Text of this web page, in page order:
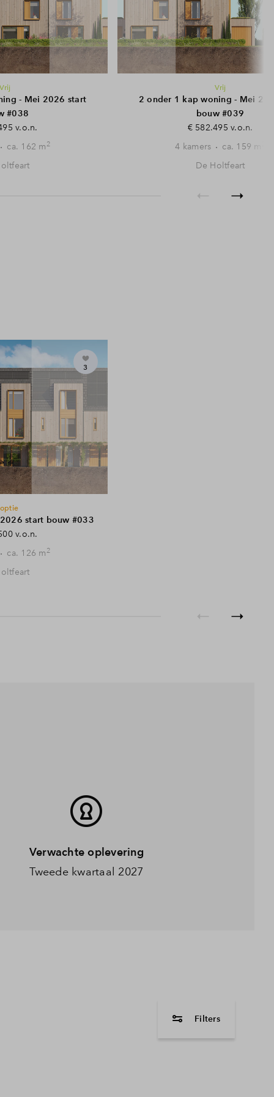
Vrij
- Mei 2026 start
#038
v.o.n.
ca. 162 m2
Vrij
2 onder 1 kap woning - Mei
bouw #039
€ 582.495 v.o.n.
4 kamers
ca. 159 m
De Holtfeart
3
optie
start bouw #033
v.o.n.
ca. 126 m2
Verwachte oplevering
Tweede kwartaal 2027
Filters